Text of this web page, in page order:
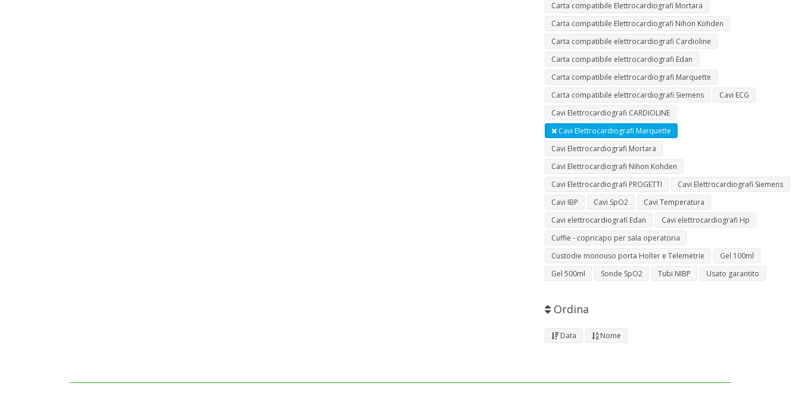
Carta compatibile Elettrocardiografi Mortara
Carta compatibile Elettrocardiografi Nihon Kohden
Carta compatibile elettrocardiografi Cardioline
Carta compatibile elettrocardiografi Edan
Carta compatibile elettrocardiografi Marquette
Carta compatibile elettrocardiografi Siemens
Cavi ECG
Cavi Elettrocardiografi CARDIOLINE
Cavi Elettrocardiografi Marquette
Cavi Elettrocardiografi Mortara
Cavi Elettrocardiografi Nihon Kohden
Cavi Elettrocardiografi PROGETTI
Cavi Elettrocardiografi Siemens
Cavi IBP
Cavi SpO2
Cavi Temperatura
Cavi elettrocardiografi Edan
Cavi elettrocardiografi Hp
Cuffie - copricapo per sala operatoria
Custodie monouso porta Holter e Telemetrie
Gel 100ml
Gel 500ml
Sonde SpO2 Tubi NIBP Usato garantito
Ordina
Data Nome